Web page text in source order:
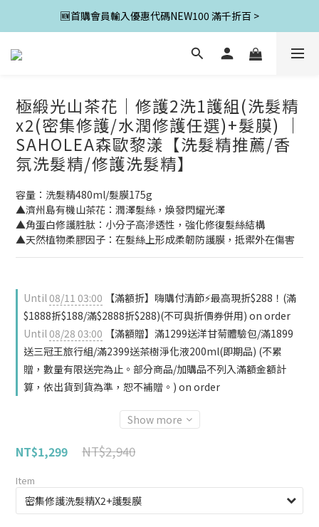
🆕首購會員輸入優惠代碼NEW100 滿千折百 >
極緞光山茶花｜修護2洗1護組(洗髮精
x2(密集修護/水潤修護任選)+髮膜) ｜
SAHOLEA森歐黎漾【洗髮精推薦/香
氛洗髮精/修護洗髮精】
容量：洗髮精480ml/髮膜175g
▲濟州島有機山茶花：潤澤髮絲，煥發閃耀光澤
▲角蛋白修護胜肽：小分子高滲透性，強化修復髮絲結構
▲天然植物柔膠因子：在髮絲上形成柔韌防護膜，抵禦外在傷害
Until08/11 03:00 【滿額折】嗨購付清節⚡最高現折$288！(滿
$1888折$188/滿$2888折$288)(不可與折價券併用) on order
Until08/28 03:00 【滿額贈】滿1299送洋甘菊體驗包/滿1899
送三冠王旅行組/滿2399送茶樹淨化液200ml(即期品) (不累
贈，數量有限送完為止。部分商品/加購品不列入滿額金額計
算，依出貨到貨為準，恕不補贈。) on order
Show more
NT$1,299 NT$2,940
Item